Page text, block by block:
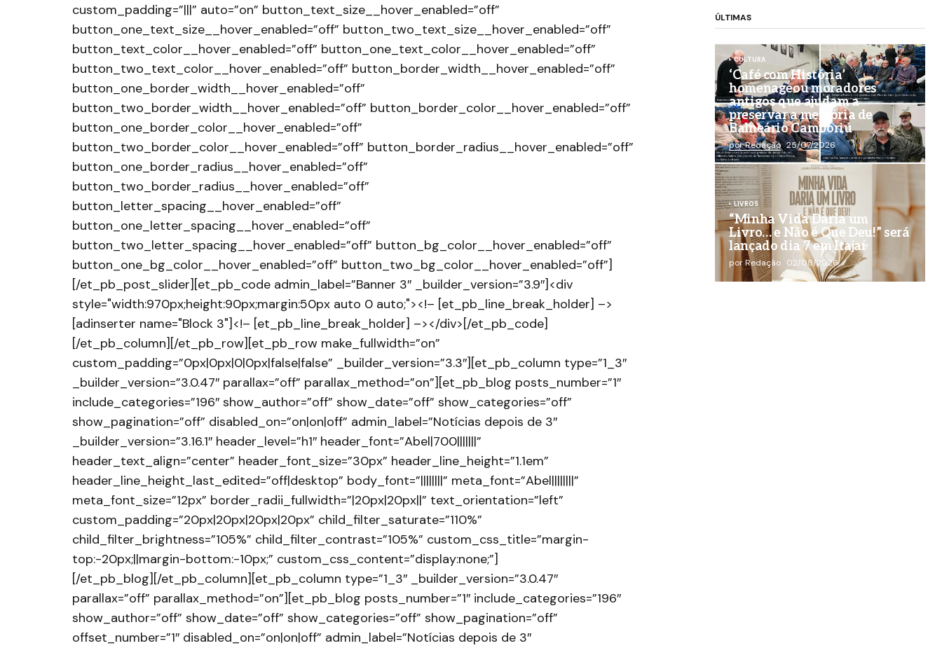
custom_padding=”|||” auto=”on” button_text_size__hover_enabled=”off”
button_one_text_size__hover_enabled=”off” button_two_text_size__hover_enabled=”off”
button_text_color__hover_enabled=”off” button_one_text_color__hover_enabled=”off”
button_two_text_color__hover_enabled=”off” button_border_width__hover_enabled=”off”
button_one_border_width__hover_enabled=”off”
button_two_border_width__hover_enabled=”off” button_border_color__hover_enabled=”off”
button_one_border_color__hover_enabled=”off”
button_two_border_color__hover_enabled=”off” button_border_radius__hover_enabled=”off”
button_one_border_radius__hover_enabled=”off”
button_two_border_radius__hover_enabled=”off”
button_letter_spacing__hover_enabled=”off”
button_one_letter_spacing__hover_enabled=”off”
button_two_letter_spacing__hover_enabled=”off” button_bg_color__hover_enabled=”off”
button_one_bg_color__hover_enabled=”off” button_two_bg_color__hover_enabled=”off”]
[/et_pb_post_slider][et_pb_code admin_label=”Banner 3″ _builder_version=”3.9″]<div
style="width:970px;height:90px;margin:50px auto 0 auto;"><!– [et_pb_line_break_holder] –>
[adinserter name="Block 3"]<!– [et_pb_line_break_holder] –></div>[/et_pb_code]
[/et_pb_column][/et_pb_row][et_pb_row make_fullwidth=”on”
custom_padding=”0px|0px|0|0px|false|false” _builder_version=”3.3″][et_pb_column type=”1_3″
_builder_version=”3.0.47″ parallax=”off” parallax_method=”on”][et_pb_blog posts_number=”1″
include_categories=”196″ show_author=”off” show_date=”off” show_categories=”off”
show_pagination=”off” disabled_on=”on|on|off” admin_label=”Notícias depois de 3″
_builder_version=”3.16.1″ header_level=”h1″ header_font=”Abel|700|||||||”
header_text_align=”center” header_font_size=”30px” header_line_height=”1.1em”
header_line_height_last_edited=”off|desktop” body_font=”||||||||” meta_font=”Abel||||||||”
meta_font_size=”12px” border_radii_fullwidth=”|20px|20px||” text_orientation=”left”
custom_padding=”20px|20px|20px|20px” child_filter_saturate=”110%”
child_filter_brightness=”105%” child_filter_contrast=”105%” custom_css_title=”margin-
top:-20px;||margin-bottom:-10px;” custom_css_content=”display:none;”]
[/et_pb_blog][/et_pb_column][et_pb_column type=”1_3″ _builder_version=”3.0.47″
parallax=”off” parallax_method=”on”][et_pb_blog posts_number=”1″ include_categories=”196″
show_author=”off” show_date=”off” show_categories=”off” show_pagination=”off”
offset_number=”1″ disabled_on=”on|on|off” admin_label=”Notícias depois de 3″
ÚLTIMAS
CULTURA
‘Café com História’
homenageou moradores
antigos que ajudam a
preservar a memória de
Balneário Camboriú
por Redação 25/07/2026
LIVROS
“Minha Vida Daria um
Livro… e Não é Que Deu!” será
lançado dia 7 em Itajaí
por Redação 02/08/2026